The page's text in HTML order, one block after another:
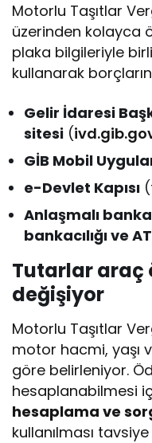
Motorlu Taşıtlar
üzerinden kolayca
plaka bilgileriyle
kullanarak
Gelir İdaresi
sitesi (
GİB Mobil
e-Devlet Kapısı
Anlaşmalı
bankacılığı ve
Tutarlar araç
değişiyor
Motorlu Taşıtlar
motor hacmi, yaşı
göre belirleniyor.
hesaplanabilmesi
hesaplama ve
kullanılması